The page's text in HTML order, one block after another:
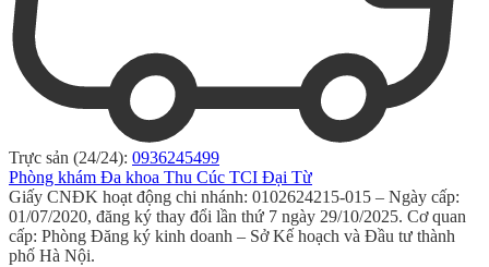
Trực sản (24/24): 0936245499
Phòng khám Đa khoa Thu Cúc TCI Đại Từ
Giấy CNĐK hoạt động chi nhánh: 0102624215-015 – Ngày cấp:
01/07/2020, đăng ký thay đổi lần thứ 7 ngày 29/10/2025. Cơ quan
cấp: Phòng Đăng ký kinh doanh – Sở Kế hoạch và Đầu tư thành
phố Hà Nội.